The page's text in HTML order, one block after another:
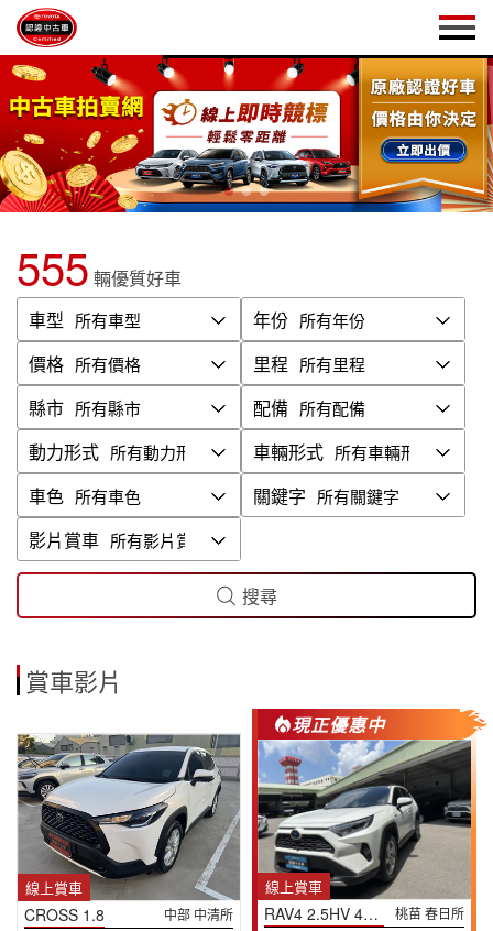
555 輛優質好車
車型
年份
價格
里程
縣市
配備
動力形式
車輛形式
車色
關鍵字
影片賞車
搜尋
賞車影片
線上賞車
CROSS 1.8
中部 中清所
現正優惠中
線上賞車
RAV4 2.5HV 4WD
桃苗 春日所